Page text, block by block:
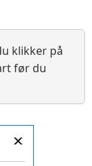
klikker på
før du